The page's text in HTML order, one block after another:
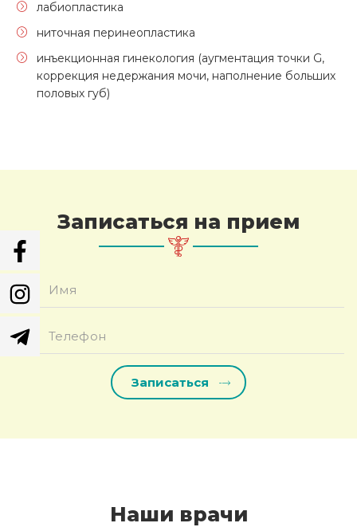
лабиопластика
ниточная перинеопластика
инъекционная гинекология (аугментация точки G,
коррекция недержания мочи, наполнение больших
половых губ)
Записаться на прием
Телефон
Наши врачи